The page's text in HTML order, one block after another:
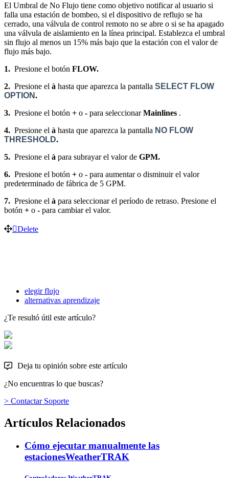
El Umbral de No Flujo tiene como objetivo notificar al usuario si
falla una estación de bombeo, si el dispositivo de reflujo se ha
cerrado, una válvula de control remoto no se abre o si se ha apagado
una válvula de aislamiento en la línea principal. Establezca el umbral
sin flujo al menos un 15% más bajo que la estación con el valor de
flujo más bajo.
1. Presione el botón FLOW.
2. Presione el à hasta que aparezca la pantalla SELECT FLOW
OPTION.
3. Presione el botón + o - para seleccionarMainlines .
4. Presione el à hasta que aparezca la pantalla NO FLOW
THRESHOLD.
5. Presione el à para subrayar el valor de GPM.
6. Presione el botón + o - para aumentar o disminuir el valor
predeterminado de fábrica de 5 GPM.
7. Presione el à para seleccionar el período de retraso. Presione el
botón + o - para cambiar el valor.
Delete
elegir flujo
alternativas aprendizaje
¿Te resultó útil este artículo?
Deja tu opinión sobre este artículo
¿No encuentras lo que buscas?
> Contactar Soporte
Artículos Relacionados
Cómo ejecutar manualmente las
estacionesWeatherTRAK